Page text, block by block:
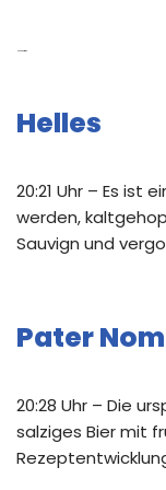
Helles
20:21 Uhr – Es ist
werden,
Sauvign und
Pater
20:28 Uhr – Die
salziges Bier mit